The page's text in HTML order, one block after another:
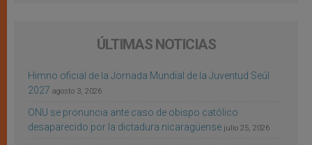
ÚLTIMAS NOTICIAS
Himno oficial de la Jornada Mundial de la Juventud Seúl
2027 agosto 3, 2026
ONU se pronuncia ante caso de obispo católico
desaparecido por la dictadura nicaragüense julio 25, 2026